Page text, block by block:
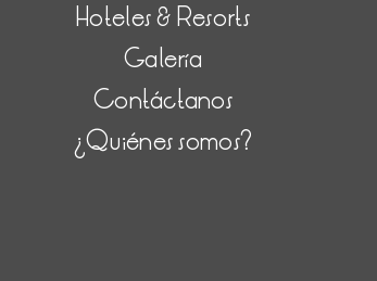
Hoteles & Resorts
Galería
Contáctanos
¿Quiénes somos?